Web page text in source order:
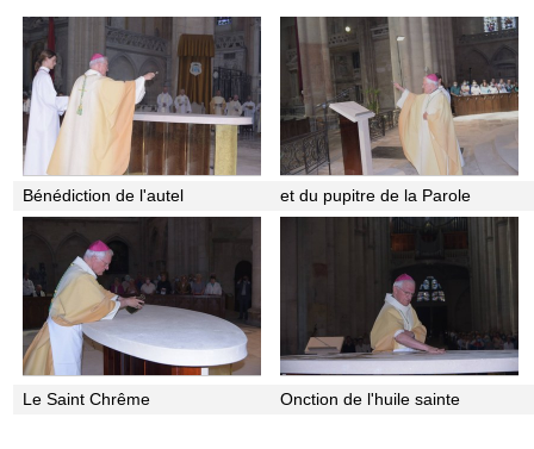
Bénédiction de l'autel et du pupitre de la Parole
Le Saint Chrême Onction de l'huile sainte